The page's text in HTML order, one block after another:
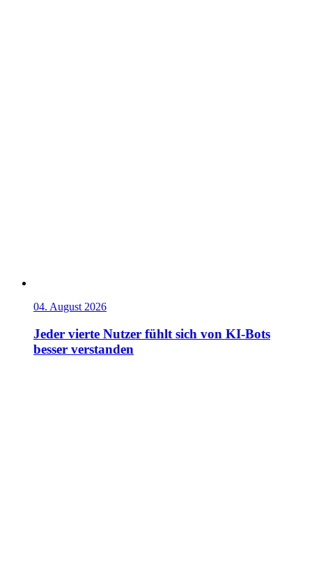
04. August 2026
Jeder vierte Nutzer fühlt sich von KI-Bots
besser verstanden